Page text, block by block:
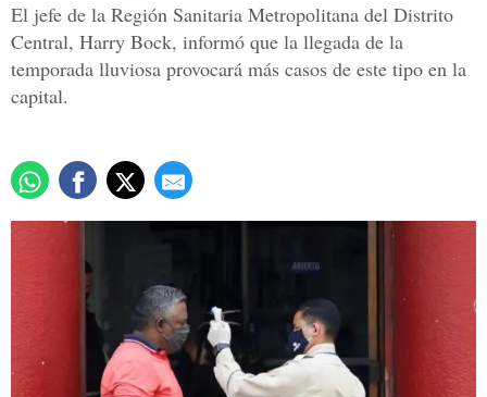
El jefe de la Región Sanitaria Metropolitana del Distrito
Central, Harry Bock, informó que la llegada de la
temporada lluviosa provocará más casos de este tipo en la
capital.